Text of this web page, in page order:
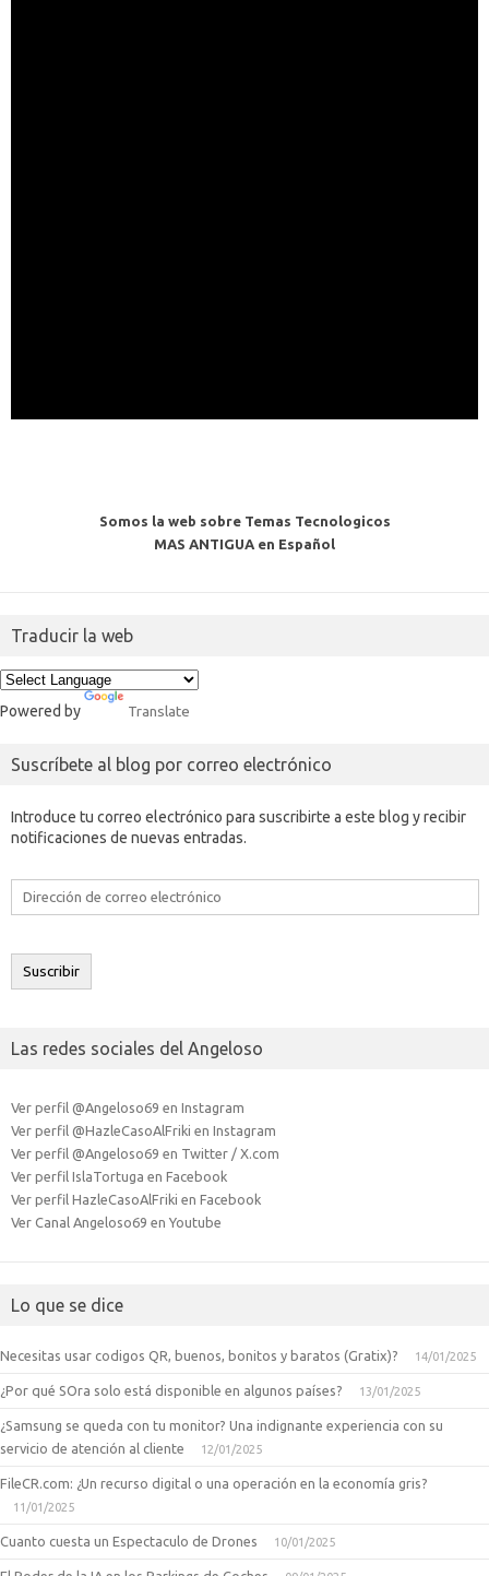
Somos la web sobre Temas Tecnologicos
MAS ANTIGUA en Español
Traducir la web
Powered by Translate
Suscríbete al blog por correo electrónico
Introduce tu correo electrónico para suscribirte a este blog y recibir
notificaciones de nuevas entradas.
Dirección
electrónico
Suscribir
Las redes sociales del Angeloso
Ver perfil @Angeloso69 en Instagram
Ver perfil @HazleCasoAlFriki en Instagram
Ver perfil @Angeloso69 en Twitter / X.com
Ver perfil IslaTortuga en Facebook
Ver perfil HazleCasoAlFriki en Facebook
Ver Canal Angeloso69 en Youtube
Lo que se dice
Necesitas usar codigos QR, buenos, bonitos y baratos (Gratix)? 14/01/2025
¿Por qué SOra solo está disponible en algunos países? 13/01/2025
¿Samsung se queda con tu monitor? Una indignante experiencia con su
servicio de atención al cliente
12/01/2025
FileCR.com: ¿Un recurso digital o una operación en la economía gris?
11/01/2025
Cuanto cuesta un Espectaculo de Drones 10/01/2025